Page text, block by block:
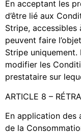
En acceptant les
d’être lié aux
Stripe, accessibles
peuvent faire
Stripe uniquement.
modifier les
prestataire sur
ARTICLE 8 –
En application des
de la